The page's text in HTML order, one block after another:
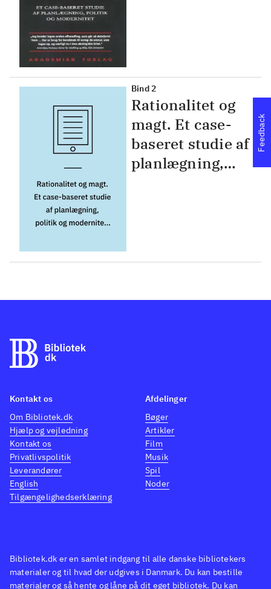
Bind 2
Rationalitet og
magt. Et case-
baseret studie af
planlægning,
Feedback
Bibliotek.dk er en samlet indgang til alle danske bibliotekers
materialer og til hvad der udgives i Danmark. Du kan bestille
materialer og så hente og låne på dit eget bibliotek. Du kan
Kontakt os
Om Bibliotek.dk
Hjælp og vejledning
Kontakt os
Privatlivspolitik
Leverandører
English
Tilgængelighedserklæring
Afdelinger
Bøger
Artikler
Film
Musik
Spil
Noder